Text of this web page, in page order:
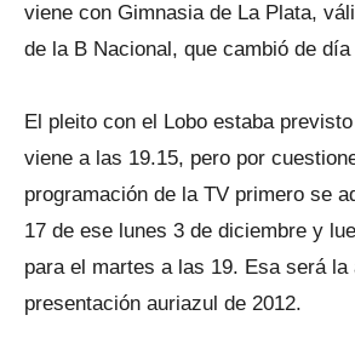
viene con Gimnasia de La Plata,
de la B Nacional, que cambió de
El pleito con el Lobo estaba
viene a las 19.15, pero por
programación de la TV primero se
17 de ese lunes 3 de diciembre y
para el martes a las 19. Esa será la
presentación auriazul de 2012.